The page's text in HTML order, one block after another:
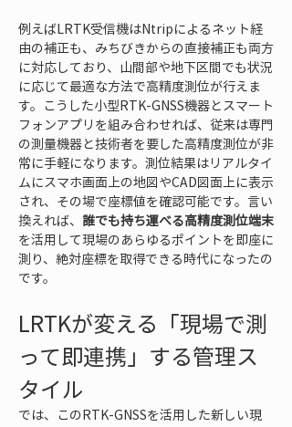
例えばLRTK受信機はNtripによるネット経
由の補正も、みちびきからの直接補正も両方
に対応しており、山間部や地下区間でも状況
に応じて最適な方法で高精度測位が行えま
す。こうした小型RTK-GNSS機器とスマート
フォンアプリを組み合わせれば、従来は専門
の測量機器と技術者を要した高精度測位が非
常に手軽になります。測位結果はリアルタイ
ムにスマホ画面上の地図やCAD図面上に表示
され、その場で座標値を確認可能です。言い
換えれば、 誰でも持ち運べる高精度測位端末
を活用して現場のあらゆるポイントを即座に
測り、絶対座標を取得できる時代になったの
です。
LRTKが変える「現場で測
って即連携」する管理ス
タイル
では、このRTK-GNSSを活用した新しい現